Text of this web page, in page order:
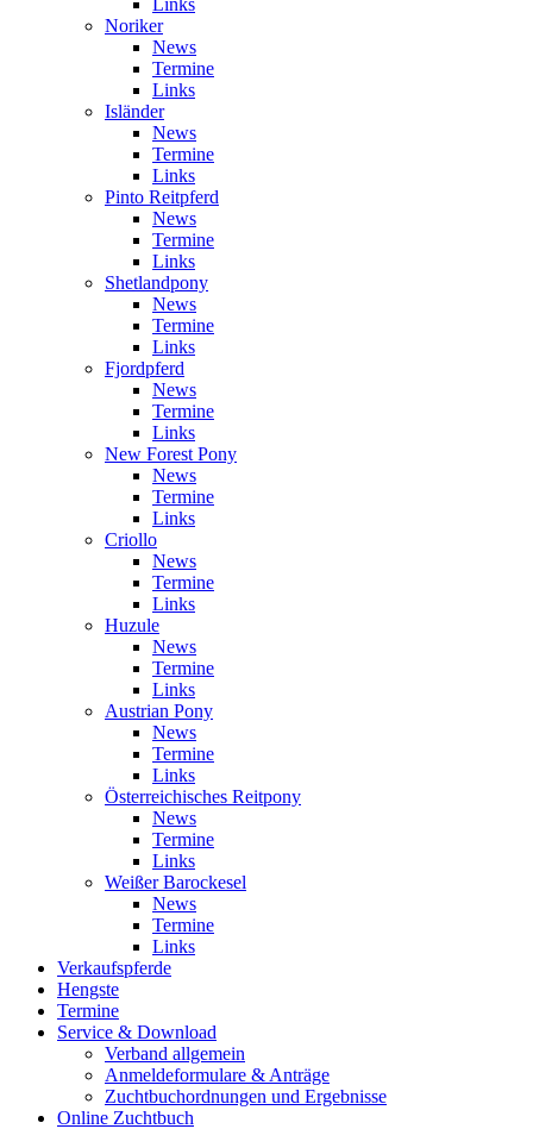
Links
Noriker
News
Termine
Links
Isländer
News
Termine
Links
Pinto Reitpferd
News
Termine
Links
Shetlandpony
News
Termine
Links
Fjordpferd
News
Termine
Links
New Forest Pony
News
Termine
Links
Criollo
News
Termine
Links
Huzule
News
Termine
Links
Austrian Pony
News
Termine
Links
Österreichisches Reitpony
News
Termine
Links
Weißer Barockesel
News
Termine
Links
Verkaufspferde
Hengste
Termine
Service & Download
Verband allgemein
Anmeldeformulare & Anträge
Zuchtbuchordnungen und Ergebnisse
Online Zuchtbuch